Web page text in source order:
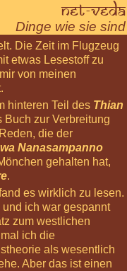
Net-Veda
Dinge wie sie sind
Die Zeit im Flugzeug
etwas Lesestoff zu
von meinen
hinteren Teil des Thian
Buch zur Verbreitung
die der
Nanasampanno
gehalten hat,
.
es wirklich zu lesen.
ich war gespannt
zum westlichen
ich die
als wesentlich
Aber das ist einen